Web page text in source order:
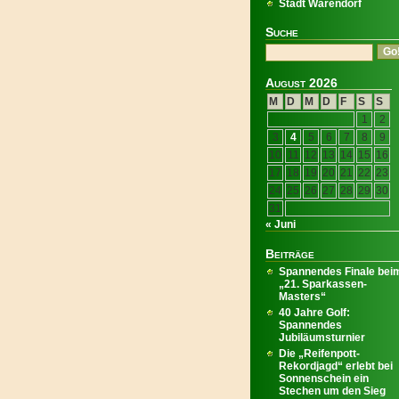
Stadt Warendorf
Suche
August 2026
M D M D F S
S
1
2
3
4 5 6 7 8
9
10
11 12 13 14 15 16
17 18 19 20 21 22 23
24 25 26 27 28 29 30
31
« Juni
Beiträge
Spannendes Finale
„21. Sparkassen-
Masters“
40 Jahre Golf:
Spannendes
Jubiläumsturnier
Die „Reifenpott-
Rekordjagd“ erlebt bei
Sonnenschein ein
Stechen um den Sieg